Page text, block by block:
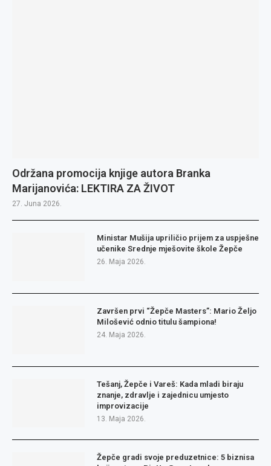
Održana promocija knjige autora Branka
Marijanovića: LEKTIRA ZA ŽIVOT
27. Juna 2026.
Ministar Mušija upriličio prijem za uspješne
učenike Srednje mješovite škole Žepče
26. Maja 2026.
Završen prvi “Žepče Masters”: Mario Željo
Milošević odnio titulu šampiona!
24. Maja 2026.
Tešanj, Žepče i Vareš: Kada mladi biraju
znanje, zdravlje i zajednicu umjesto
improvizacije
13. Maja 2026.
Žepče gradi svoje preduzetnice: 5 biznisa